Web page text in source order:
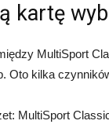
kartę
MultiSport
Oto kilka
MultiSport